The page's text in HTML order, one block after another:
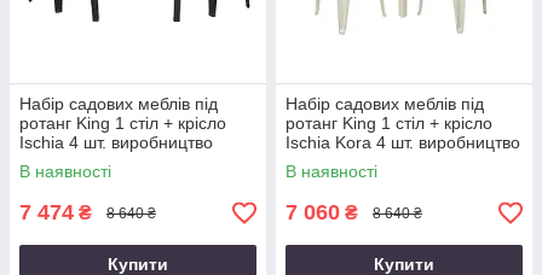
Набір садових меблів під
ротанг King 1 стіл + крісло
Ischia 4 шт. виробництво
Італія колір антрацит
В наявності
7 474 ₴ 8 640 ₴
Купити
Набір садових меблів під
ротанг King 1 стіл + крісло
Ischia Kora 4 шт. виробництво
Італія колір білий
В наявності
7 060 ₴ 8 640 ₴
Купити